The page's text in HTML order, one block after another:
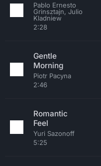
Pablo Ernesto
Grinsztajn, Julio
Kladniew
2:28
Gentle
Morning
Piotr Pacyna
2:46
Romantic
Feel
Yuri Sazonoff
5:25